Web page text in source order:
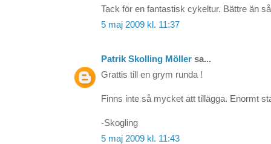
Tack för en fantastisk cykeltur. Bättre än
5 maj 2009 kl. 11:37
Patrik Skolling Möller sa...
Grattis till en grym runda !
Finns inte så mycket att tillägga. Enormt
-Skogling
5 maj 2009 kl. 11:43